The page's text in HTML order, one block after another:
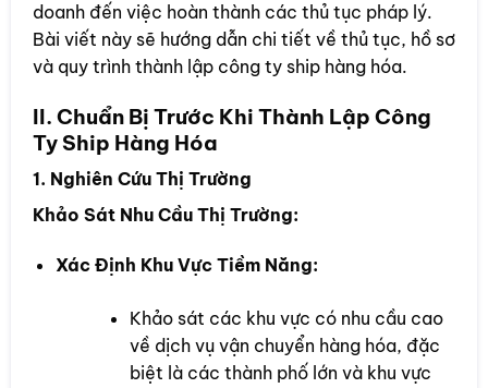
doanh đến việc hoàn thành các thủ tục pháp lý.
Bài viết này sẽ hướng dẫn chi tiết về thủ tục, hồ sơ
và quy trình thành lập công ty ship hàng hóa.
II. Chuẩn Bị Trước Khi Thành Lập Công
Ty Ship Hàng Hóa
1. Nghiên Cứu Thị Trường
Khảo Sát Nhu Cầu Thị Trường:
Xác Định Khu Vực Tiềm Năng:
Khảo sát các khu vực có nhu cầu cao
về dịch vụ vận chuyển hàng hóa, đặc
biệt là các thành phố lớn và khu vực